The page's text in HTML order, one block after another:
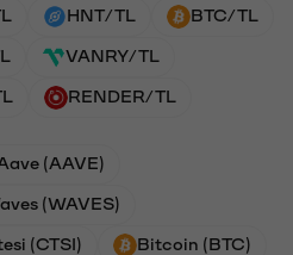
HNT/TL BTC/TL
VANRY/TL
RENDER/TL
(AAVE)
(WAVES)
(CTSI) Bitcoin (BTC)